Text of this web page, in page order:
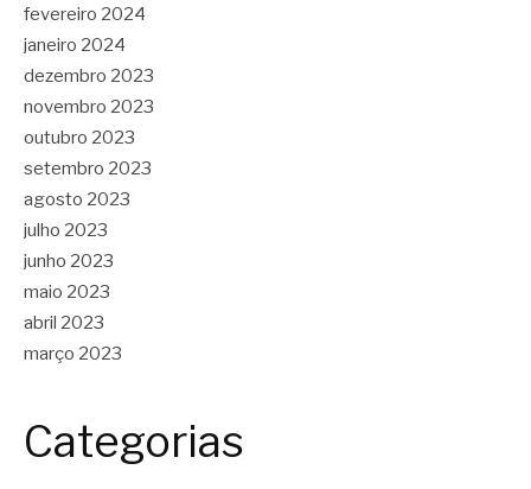
fevereiro 2024
janeiro 2024
dezembro 2023
novembro 2023
outubro 2023
setembro 2023
agosto 2023
julho 2023
junho 2023
maio 2023
abril 2023
março 2023
Categorias